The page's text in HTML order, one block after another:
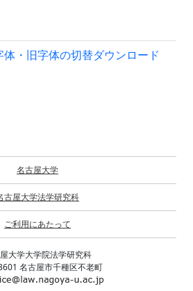
体・旧字体の切替ダウンロード
名古屋大学
古屋大学法学研究科
ご利用にあたって
大学大学院法学研究科
名古屋市千種区不老町